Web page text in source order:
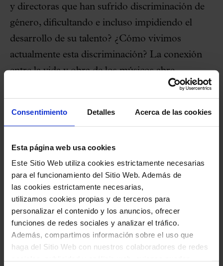
Consentimiento Detalles Acerca de las cookies
Esta página web usa cookies
Este Sitio Web utiliza cookies estrictamente necesarias
para el funcionamiento del Sitio Web. Además de
las cookies estrictamente necesarias,
utilizamos cookies propias y de terceros para
personalizar el contenido y los anuncios, ofrecer
funciones de redes sociales y analizar el tráfico.
Además, compartimos información sobre el uso que
haga del Sitio Web con nuestros colaboradores de redes
y directoras que han sufrido discriminación de
género, dificultando e incluso impidiendo el
desarrollo de su talento? ¿Cómo vivimos
actualmente esta discriminación? La conexión
entre la vida y obra de los músicos abre
Los aniversarios también permiten una
creadores, para hacerlos más conocidos por el
público. En 2024, hemos conmemorado el
centésimo quincuagésimo aniversario de la
muerte de Josep Anselm Clavé, impulsor del
movimiento coral catalán.
Y continuamos esta temporada con la